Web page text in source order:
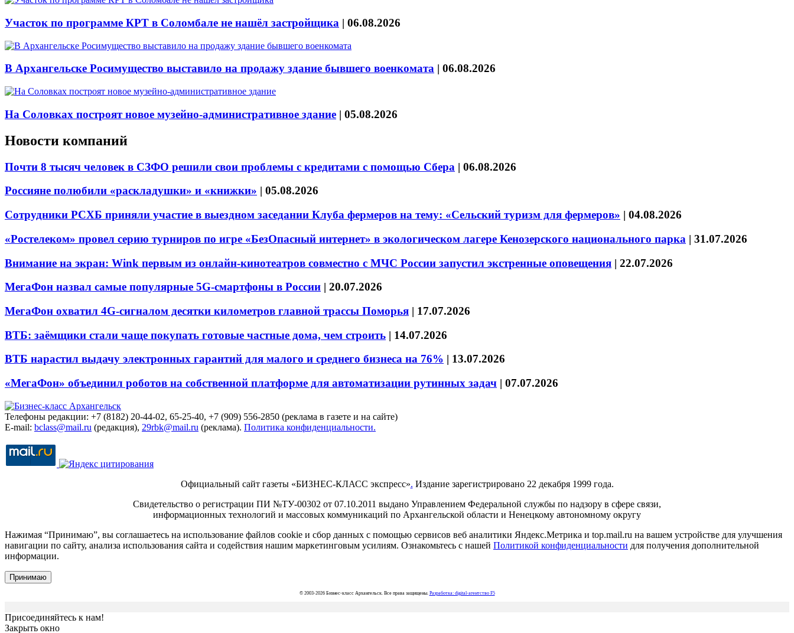
Участок по программе КРТ в Соломбале не нашёл застройщика | 06.08.2026
В Архангельске Росимущество выставило на продажу здание бывшего военкомата | 06.08.2026
На Соловках построят новое музейно-административное здание | 05.08.2026
Новости компаний
Почти 8 тысяч человек в СЗФО решили свои проблемы с кредитами с помощью Сбера | 06.08.2026
Россияне полюбили «раскладушки» и «книжки» | 05.08.2026
Сотрудники РСХБ приняли участие в выездном заседании Клуба фермеров на тему: «Сельский туризм для фермеров» | 04.08.2026
«Ростелеком» провел серию турниров по игре «БезОпасный интернет» в экологическом лагере Кенозерского национального парка | 31.07.2026
Внимание на экран: Wink первым из онлайн-кинотеатров совместно с МЧС России запустил экстренные оповещения | 22.07.2026
МегаФон назвал самые популярные 5G-смартфоны в России | 20.07.2026
МегаФон охватил 4G-сигналом десятки километров главной трассы Поморья | 17.07.2026
ВТБ: заёмщики стали чаще покупать готовые частные дома, чем строить | 14.07.2026
ВТБ нарастил выдачу электронных гарантий для малого и среднего бизнеса на 76% | 13.07.2026
«МегаФон» объединил роботов на собственной платформе для автоматизации рутинных задач | 07.07.2026
Телефоны редакции: +7 (8182) 20-44-02, 65-25-40, +7 (909) 556-2850 (реклама в газете и на сайте)
E-mail: bclass@mail.ru (редакция), 29rbk@mail.ru (реклама). Политика конфиденциальности.
Официальный сайт газеты «БИЗНЕС-КЛАСС экспресс». Издание зарегистрировано 22 декабря 1999 года.
Свидетельство о регистрации ПИ №ТУ-00302 от 07.10.2011 выдано Управлением Федеральной службы по надзору в сфере связи,
информационных технологий и массовых коммуникаций по Архангельской области и Ненецкому автономному округу
Нажимая “Принимаю”, вы соглашаетесь на использование файлов cookie и сбор данных с помощью сервисов веб аналитики Яндекс.Метрика и top.mail.ru на вашем устройстве для улучшения
навигации по сайту, анализа использования сайта и содействия нашим маркетинговым усилиям. Ознакомьтесь с нашей Политикой конфиденциальности для получения дополнительной
информации.
Принимаю
© 2003-2026 Бизнес-класс Архангельск. Все права защищены. Разработка: digital-агентство F5
Присоединяйтесь к нам!
Закрыть окно